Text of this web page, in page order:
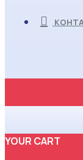
YOUR CART